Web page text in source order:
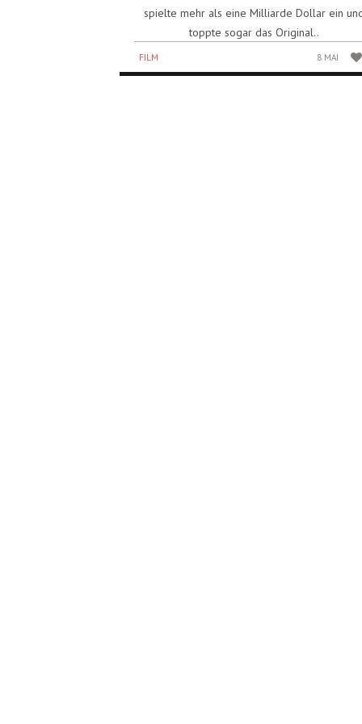
spielte mehr als eine Milliarde Dollar ein
toppte sogar das Original..
FILM 8 MAI